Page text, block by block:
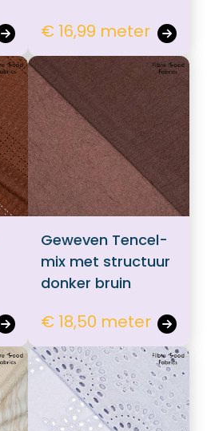
€ 16,99 meter
Geweven Tencel-
mix met structuur
donker bruin
€ 18,50 meter